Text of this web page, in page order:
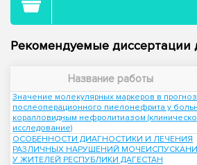
Рекомендуемые диссертации
Название работы
Значение молекулярных маркеров в
послеоперационного пиелонефрита у
коралловидным нефролитиазом
исследование)
ОСОБЕННОСТИ ДИАГНОСТИКИ И ЛЕЧЕНИЯ
РАЗЛИЧНЫХ НАРУШЕНИЙ
У ЖИТЕЛЕЙ РЕСПУБЛИКИ ДАГЕСТАН